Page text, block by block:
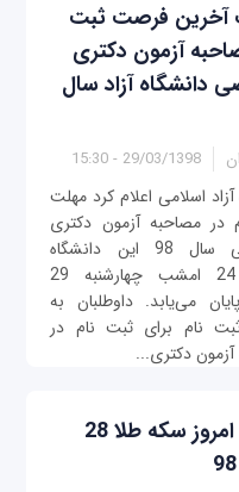
فرصت ثبت
آزمون دکتری
دانشگاه آزاد سال
29/03/1398 - 15:30
آزاد اسلامی اعلام کرد مهلت
در مصاحبه آزمون دکتری
تخصصی سال 98 این دانشگاه
ساعت 24 امشب چهارشنبه 29
می‌یابد. داوطلبان به
نام برای ثبت نام در
دکتری...
قیمت امروز سکه طلا 28